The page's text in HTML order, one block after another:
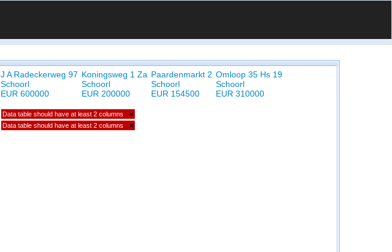
J A Radeckerweg 97
Schoorl
EUR 600000
Koningsweg 1 Za
Schoorl
EUR 200000
Paardenmarkt 2
Schoorl
EUR 154500
Omloop 35 Hs 19
Schoorl
EUR 310000
Data table should have at least 2 columns ×
Data table should have at least 2 columns ×